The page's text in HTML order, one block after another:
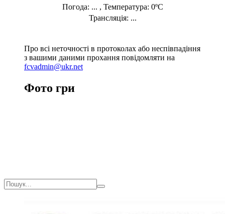
Погода: ... , Температура: 0ºC
Трансляція: ...
Про всі неточності в протоколах або неспівпадіння
з вашими даними прохання повідомляти на
fcvadmin@ukr.net
Фото гри